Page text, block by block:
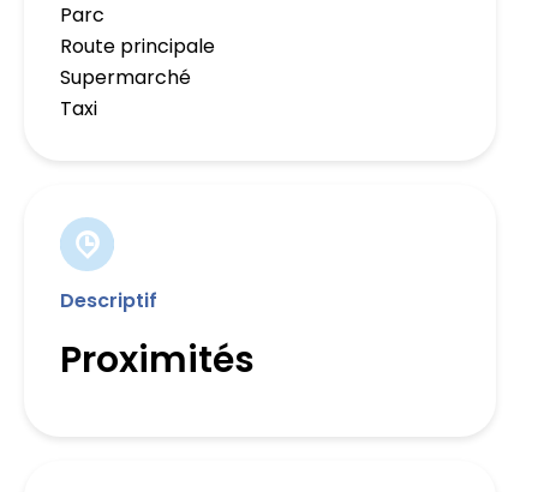
Parc
Route principale
Supermarché
Taxi
Descriptif
Proximités